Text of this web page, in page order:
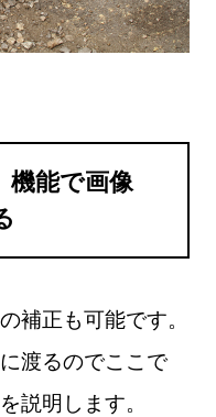
機能で画像
補正も可能です。
渡るのでここで
説明します。